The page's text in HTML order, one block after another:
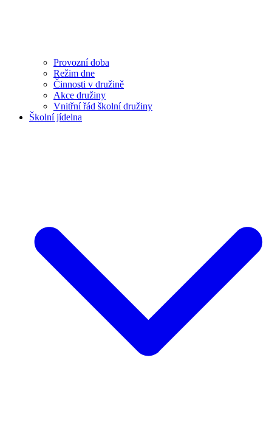
Provozní doba
Režim dne
Činnosti v družině
Akce družiny
Vnitřní řád školní družiny
Školní jídelna